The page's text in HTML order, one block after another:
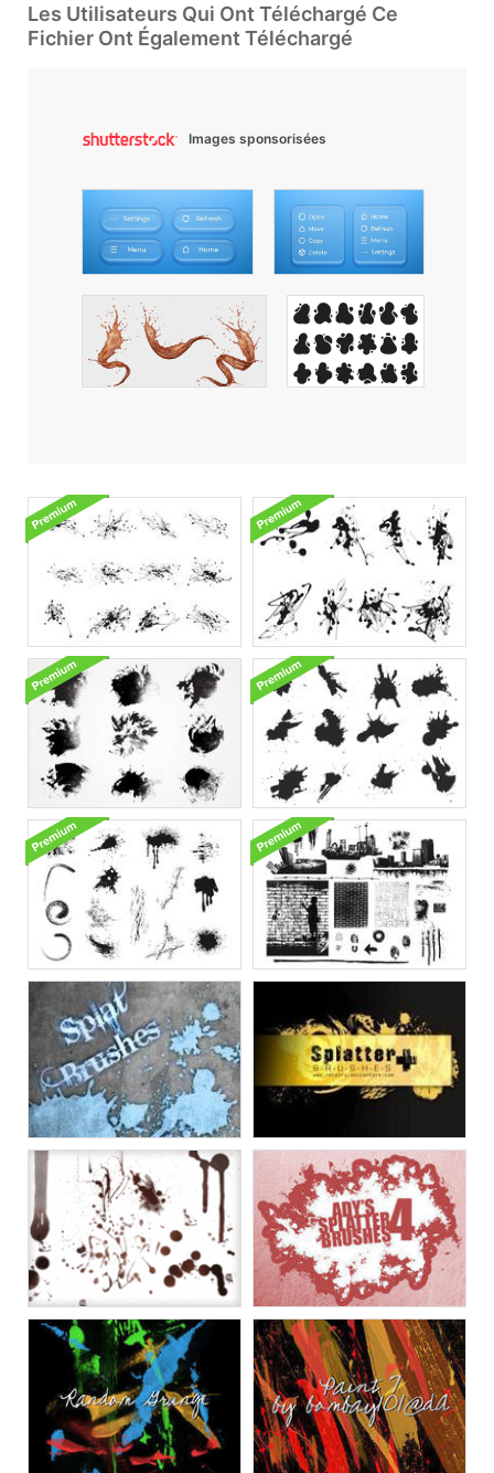
Les Utilisateurs Qui Ont Téléchargé Ce
Fichier Ont Également Téléchargé
Images sponsorisées